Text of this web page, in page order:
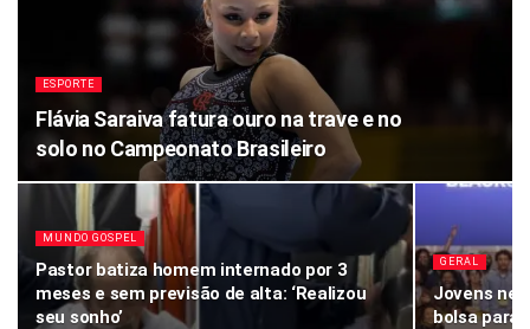
ESPORTE
Flávia Saraiva fatura ouro na trave e no
solo no Campeonato Brasileiro
MUNDO GOSPEL
Pastor batiza homem internado por 3
meses e sem previsão de alta: ‘Realizou
seu sonho’
GERAL
Jovens
bolsa para